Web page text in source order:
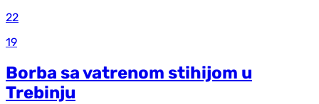
22
19
Borba sa vatrenom stihijom u
Trebinju